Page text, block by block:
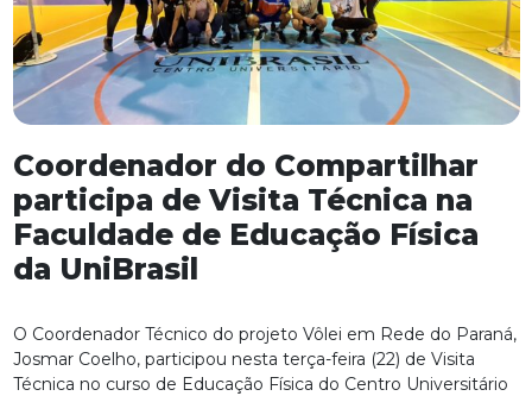
Coordenador do Compartilhar
participa de Visita Técnica na
Faculdade de Educação Física
da UniBrasil
O Coordenador Técnico do projeto Vôlei em Rede do Paraná,
Josmar Coelho, participou nesta terça-feira (22) de Visita
Técnica no curso de Educação Física do Centro Universitário